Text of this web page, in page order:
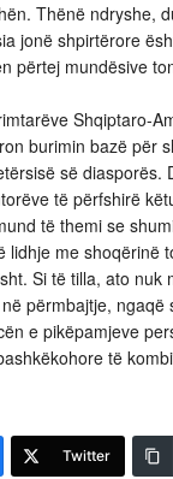
Thënë ndryshe,
jonë shpirtërore
përtej mundësive
Shqiptaro-
burimin bazë për
së diasporës.
të përfshirë
të themi se
lidhje me shoqërinë
Si të tilla, ato nuk
përmbajtje, ngaqë
e pikëpamjeve
të
Twitter